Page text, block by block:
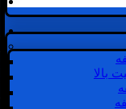
بالا